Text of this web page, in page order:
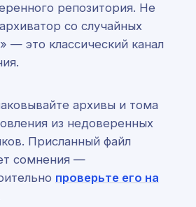
репозитория. Не
со случайных
— это классический канал
архивы и тома
из недоверенных
Присланный файл
сомнения —
проверьте его на